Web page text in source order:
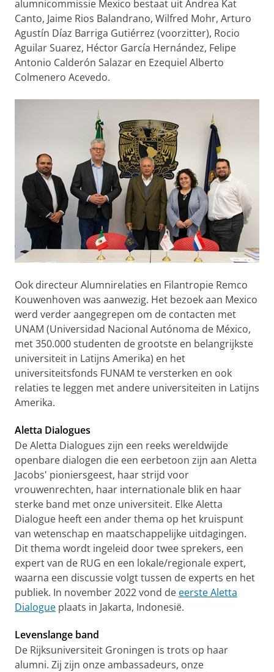
alumnicommissie Mexico bestaat uit Andrea Kat
Canto, Jaime Rios Balandrano, Wilfred Mohr, Arturo
Agustín Díaz Barriga Gutiérrez (voorzitter), Rocio
Aguilar Suarez, Héctor García Hernández, Felipe
Antonio Calderón Salazar en Ezequiel Alberto
Colmenero Acevedo.
Ook directeur Alumnirelaties en Filantropie Remco
Kouwenhoven was aanwezig. Het bezoek aan Mexico
werd verder aangegrepen om de contacten met
UNAM (Universidad Nacional Autónoma de México,
met 350.000 studenten de grootste en belangrijkste
universiteit in Latijns Amerika) en het
universiteitsfonds FUNAM te versterken en ook
relaties te leggen met andere universiteiten in Latijns
Amerika.
Aletta Dialogues
De Aletta Dialogues zijn een reeks wereldwijde
openbare dialogen die een eerbetoon zijn aan Aletta
Jacobs' pioniersgeest, haar strijd voor
vrouwenrechten, haar internationale blik en haar
sterke band met onze universiteit. Elke Aletta
Dialogue heeft een ander thema op het kruispunt
van wetenschap en maatschappelijke uitdagingen.
Dit thema wordt ingeleid door twee sprekers, een
expert van de RUG en een lokale/regionale expert,
waarna een discussie volgt tussen de experts en het
publiek. In november 2022 vond de eerste Aletta
Dialogue plaats in Jakarta, Indonesië.
Levenslange band
De Rijksuniversiteit Groningen is trots op haar
alumni. Zij zijn onze ambassadeurs, onze